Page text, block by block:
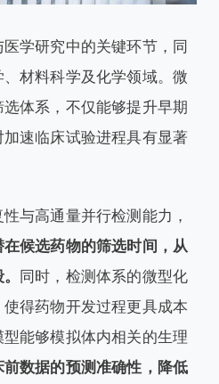
学研究中的关键环节，同
材料科学及化学领域。微
体系，不仅能够提升早期
速临床试验进程具有显著
与高通量并行检测能力，
候选药物的筛选时间，从
同时，检测体系的微型化
使得药物开发过程更具成本
能够模拟体内相关的生理
数据的预测准确性，降低